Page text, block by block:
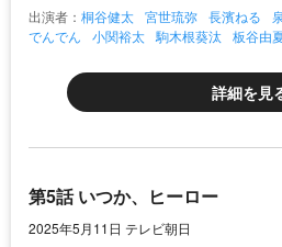
出演者： 桐谷健太 宮世琉弥 長濱ねる
でんでん
小関裕太 駒木根葵汰 板谷由
詳細を見
第5話 いつか、ヒーロー
2025年5月11日 テレビ朝日